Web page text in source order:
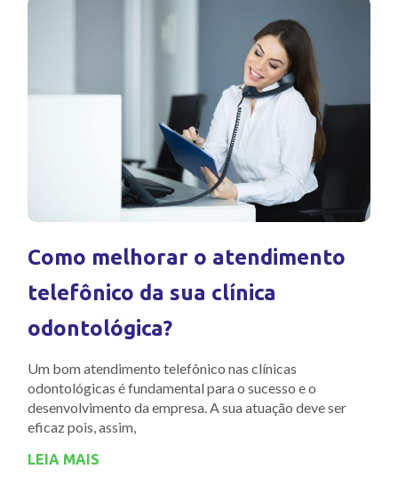
Como melhorar o atendimento
telefônico da sua clínica
odontológica?
Um bom atendimento telefônico nas clínicas
odontológicas é fundamental para o sucesso e o
desenvolvimento da empresa. A sua atuação deve ser
eficaz pois, assim,
LEIA MAIS